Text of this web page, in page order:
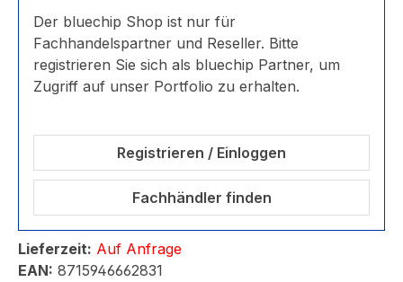
Der bluechip Shop ist nur für
Fachhandelspartner und Reseller. Bitte
registrieren Sie sich als bluechip Partner, um
Zugriff auf unser Portfolio zu erhalten.
Registrieren / Einloggen
Fachhändler finden
Lieferzeit: Auf Anfrage
EAN: 8715946662831